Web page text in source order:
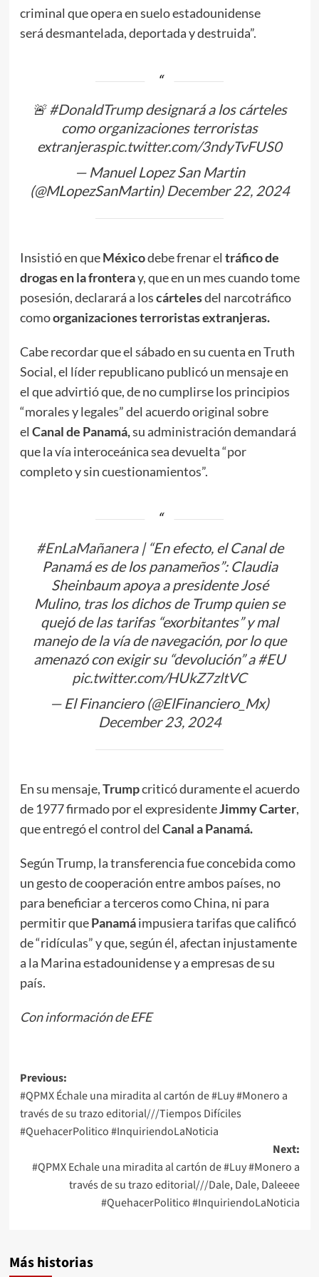
criminal que opera en suelo estadounidense
será desmantelada, deportada y destruida”.
🚨#DonaldTrumpdesignará a los cárteles
como organizaciones terroristas
extranjeraspic.twitter.com/3ndyTvFUS0
— Manuel Lopez San Martin
(@MLopezSanMartin) December 22, 2024
Insistió en queMéxicodebe frenar el tráfico de
drogas en la fronteray, que en un mes cuando tome
posesión, declarará a loscártelesdel narcotráfico
comoorganizaciones terroristas extranjeras.
Cabe recordar que el sábado en su cuenta en Truth
Social, el líder republicano publicó un mensaje en
el que advirtió que, de no cumplirse los principios
“morales y legales” del acuerdo original sobre
el Canal de Panamá,su administración demandará
que la vía interoceánica sea devuelta “por
completo y sin cuestionamientos”.
#EnLaMañanera| “En efecto, el Canal de
Panamá es de los panameños”: Claudia
Sheinbaum apoya a presidente José
Mulino, tras los dichos de Trump quien se
quejó de las tarifas “exorbitantes” y mal
manejo de la vía de navegación, por lo que
amenazó con exigir su “devolución” a#EU
pic.twitter.com/HUkZ7zltVC
— El Financiero (@ElFinanciero_Mx)
December 23, 2024
En su mensaje,Trumpcriticó duramente el acuerdo
de 1977 firmado por el expresidenteJimmy Carter,
que entregó el control del Canal a Panamá.
Según Trump, la transferencia fue concebida como
un gesto de cooperación entre ambos países, no
para beneficiar a terceros como China, ni para
permitir quePanamáimpusiera tarifas que calificó
de “ridículas” y que, según él, afectan injustamente
a la Marina estadounidense y a empresas de su
país.
Con información de EFE
Post
navigation
Previous:
#QPMX Échale una miradita al cartón de #Luy #Monero a
través de su trazo editorial///Tiempos Difíciles
#QuehacerPolitico #InquiriendoLaNoticia
Next:
#QPMX Echale una miradita al cartón de #Luy #Monero a
través de su trazo editorial///Dale, Dale, Daleeee
#QuehacerPolitico #InquiriendoLaNoticia
Más historias